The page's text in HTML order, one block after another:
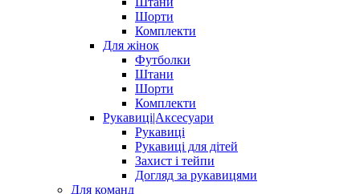
Шорти
Комплекти
Для жінок
Футболки
Штани
Шорти
Комплекти
Рукавиці|Аксесуари
Рукавиці
Рукавиці для дітей
Захист і тейпи
Догляд за рукавицями
Для команд